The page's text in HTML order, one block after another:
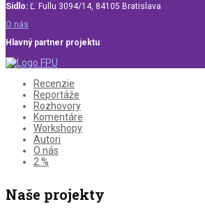
Sídlo: Ľ. Fullu 3094/14, 84105 Bratislava
O nás
Hlavný partner projektu
Recenzie
Reportáže
Rozhovory
Komentáre
Workshopy
Autori
O nás
2 %
Naše projekty